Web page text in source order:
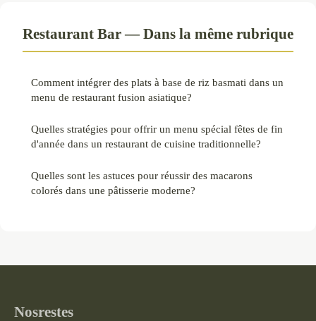
Restaurant Bar — Dans la même rubrique
Comment intégrer des plats à base de riz basmati dans un
menu de restaurant fusion asiatique?
Quelles stratégies pour offrir un menu spécial fêtes de fin
d'année dans un restaurant de cuisine traditionnelle?
Quelles sont les astuces pour réussir des macarons
colorés dans une pâtisserie moderne?
Nosrestes